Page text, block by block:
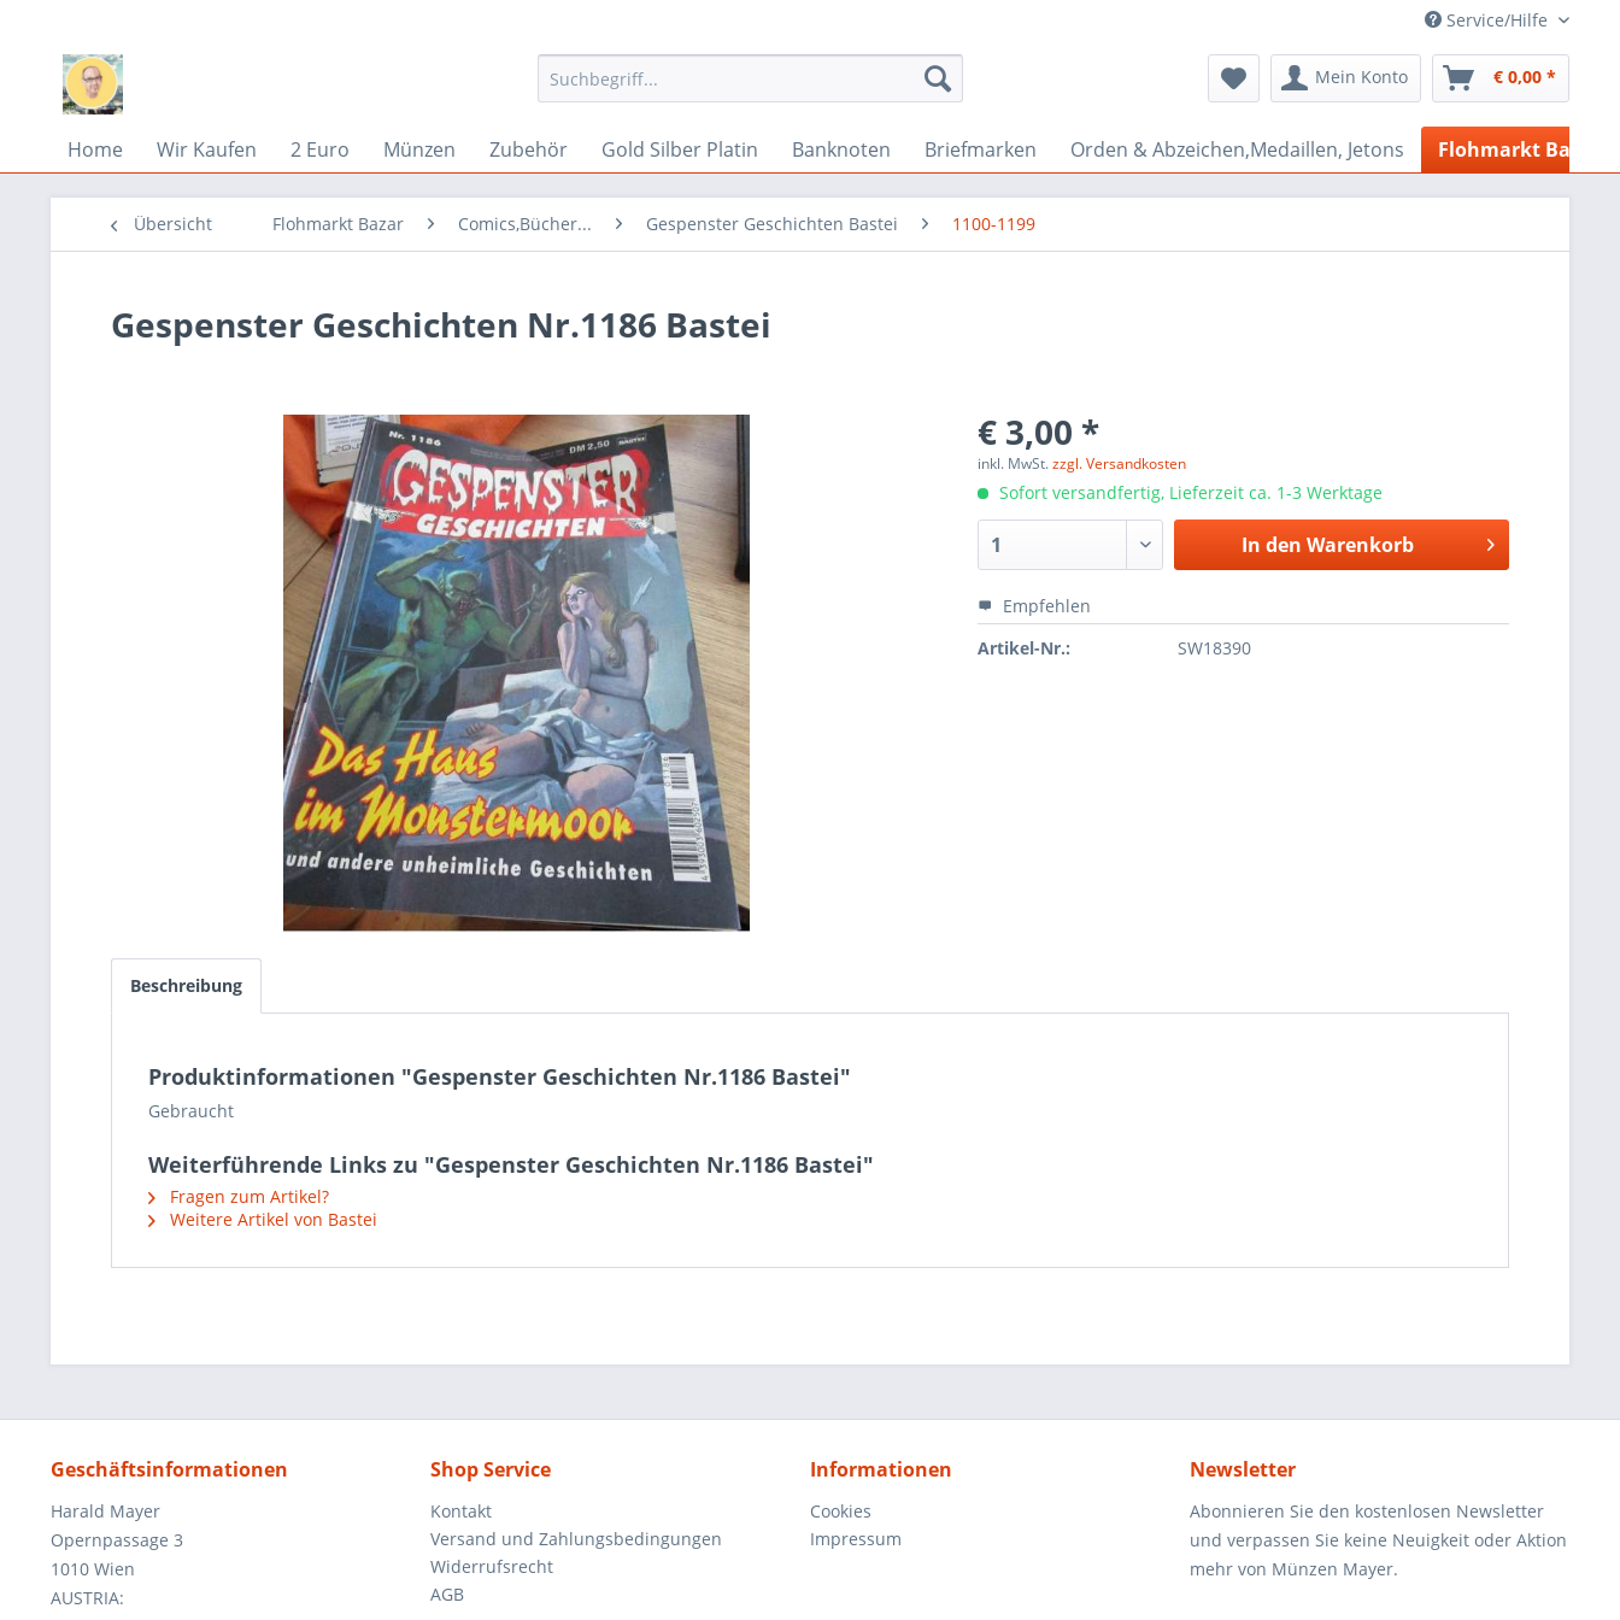
Service/Hilfe
Mein Konto € 0,00 *
Home Wir Kaufen 2 Euro Münzen Zubehör Gold Silber Platin Banknoten Briefmarken Orden & Abzeichen,Medaillen, Jetons Flohmarkt Bazar
Übersicht Flohmarkt Bazar Comics,Bücher... Gespenster Geschichten Bastei 1100-1199
Gespenster Geschichten Nr.1186 Bastei
€ 3,00 *
inkl. MwSt.zzgl. Versandkosten
Sofort versandfertig, Lieferzeit ca. 1-3 Werktage
In den Warenkorb
Empfehlen
Artikel-Nr.:
SW18390
Beschreibung
Produktinformationen "Gespenster Geschichten Nr.1186 Bastei"
Gebraucht
Weiterführende Links zu "Gespenster Geschichten Nr.1186 Bastei"
Fragen zum Artikel?
Weitere Artikel von Bastei
Geschäftsinformationen
Harald Mayer
Opernpassage 3
1010 Wien
AUSTRIA:
Shop Service
Kontakt
Versand und Zahlungsbedingungen
Widerrufsrecht
AGB
Informationen
Cookies
Impressum
Newsletter
Abonnieren Sie den kostenlosen Newsletter
und verpassen Sie keine Neuigkeit oder Aktion
mehr von Münzen Mayer.